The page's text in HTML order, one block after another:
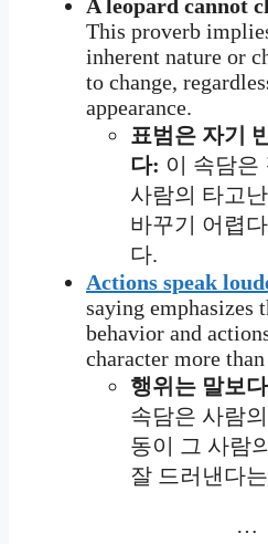
A leopard cannot
This proverb
inherent nature or
to change,
appearance.
표범은 자기
다: 이 속담은
사람의 타고
바꾸기 어렵
다.
Actions speak
saying emphasizes
behavior and
character more
행위는 말보
속담은 사람
동이 그 사람
잘 드러낸다
…